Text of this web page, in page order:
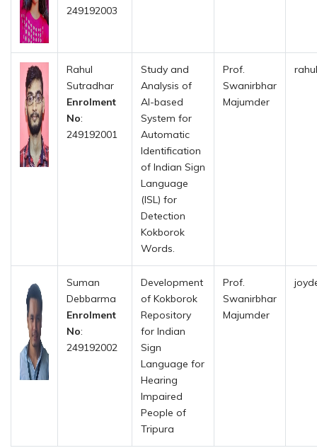
249192003
Rahul
Sutradhar
Enrolment
No:
249192001
Study and
Analysis of
AI-based
System for
Automatic
Identification
of Indian Sign
Language
(ISL) for
Detection
Kokborok
Words.
Prof.
Swanirbhar
Majumder
Suman
Debbarma
Enrolment
No:
249192002
Development
of Kokborok
Repository
for Indian
Sign
Language for
Hearing
Impaired
People of
Tripura
Prof.
Swanirbhar
Majumder